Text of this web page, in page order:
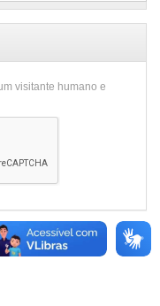
visitante humano e